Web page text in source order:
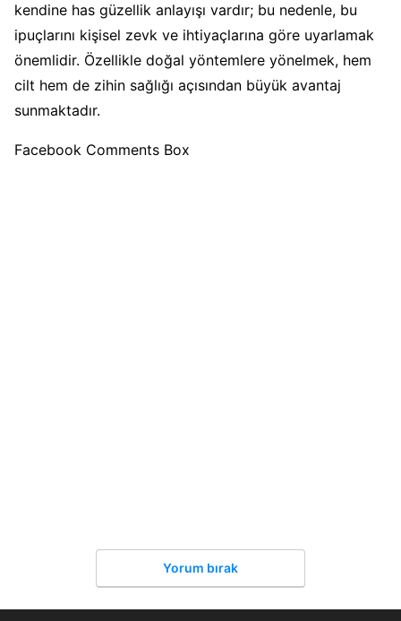
kendine has güzellik anlayışı vardır; bu nedenle, bu
ipuçlarını kişisel zevk ve ihtiyaçlarına göre uyarlamak
önemlidir. Özellikle doğal yöntemlere yönelmek, hem
cilt hem de zihin sağlığı açısından büyük avantaj
sunmaktadır.
Facebook Comments Box
Yorum bırak